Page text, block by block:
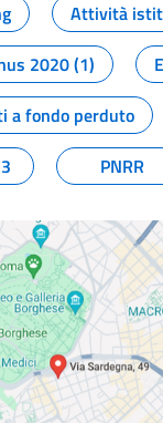
Attività
2020 (1)
a fondo perduto
PNRR